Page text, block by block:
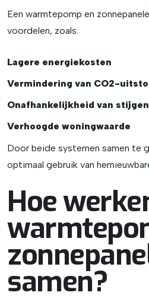
Een warmtepomp en
voordelen, zoals:
Lagere energiekosten
Vermindering van CO2-
Onafhankelijkheid van
Verhoogde woningwaarde
Door beide systemen samen te
optimaal gebruik van
Hoe
samen?